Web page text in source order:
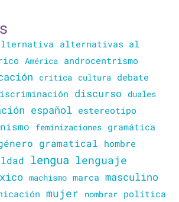
alternativas al
América androcentrismo
crítica cultura debate
discurso duales
español estereotipo
feminizaciones gramática
gramatical hombre
lengua lenguaje
machismo marca masculino
mujer nombrar política